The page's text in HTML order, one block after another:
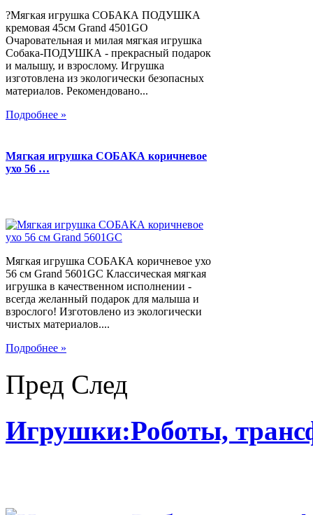
?Мягкая игрушка СОБАКА ПОДУШКА
кремовая 45см Grand 4501GO
Очаровательная и милая мягкая игрушка
Собака-ПОДУШКА - прекрасный подарок
и малышу, и взрослому. Игрушка
изготовлена из экологически безопасных
материалов. Рекомендовано...
Подробнее »
Мягкая игрушка СОБАКА коричневое
ухо 56 …
Мягкая игрушка СОБАКА коричневое ухо
56 см Grand 5601GC Классическая мягкая
игрушка в качественном исполнении -
всегда желанный подарок для малыша и
взрослого! Изготовлено из экологически
чистых материалов....
Подробнее »
Пред След
Игрушки:Роботы,